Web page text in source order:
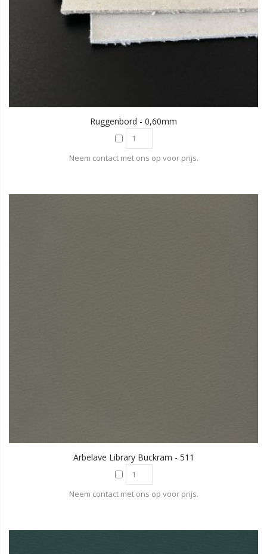
Ruggenbord - 0,60mm
Neem contact met ons op voor prijs.
Arbelave Library Buckram - 511
Neem contact met ons op voor prijs.